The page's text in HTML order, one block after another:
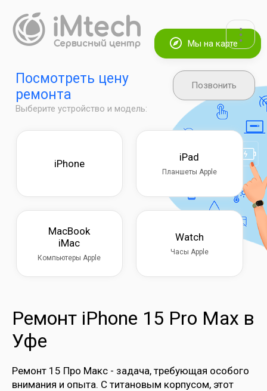
Мы на карте
Позвонить
Посмотреть цену
ремонта
Выберите устройство и модель:
iPhone
iPad
Планшеты Apple
MacBook
iMac
Компьютеры Apple
Watch
Часы Apple
Ремонт iPhone 15 Pro Max в
Уфе
Ремонт 15 Про Макс - задача, требующая особого
внимания и опыта. С титановым корпусом, этот